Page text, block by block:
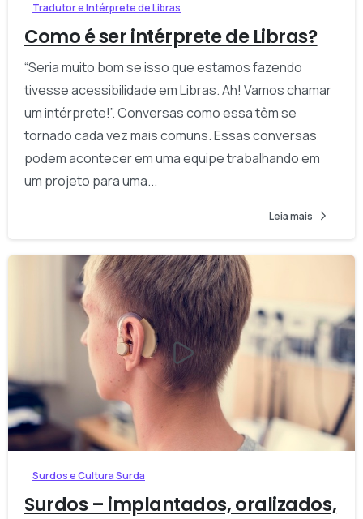
Tradutor e Intérprete de Libras
Como é ser intérprete de Libras?
“Seria muito bom se isso que estamos fazendo
tivesse acessibilidade em Libras. Ah! Vamos chamar
um intérprete!”. Conversas como essa têm se
tornado cada vez mais comuns. Essas conversas
podem acontecer em uma equipe trabalhando em
um projeto para uma...
Leia mais
Surdos e Cultura Surda
Surdos – implantados, oralizados,